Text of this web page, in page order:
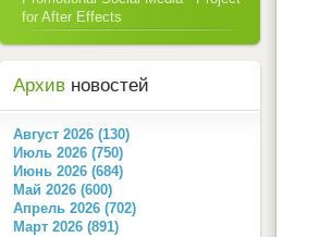
for After Effects
Архив новостей
Август 2026 (130)
Июль 2026 (750)
Июнь 2026 (684)
Май 2026 (600)
Апрель 2026 (702)
Март 2026 (891)